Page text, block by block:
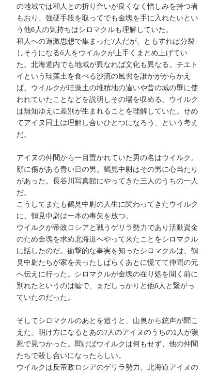
の地域では和人との折り合いが良くなく憎しみを持つ者
もおり、強硬手段を取ってでも金塊を手に入れたいとい
う他6人の気持ちはシロマクルも理解していた。
和人への過激思想で集まった7人だが、ともすれば分裂
しそうになる6人をウイルクが上手くまとめ上げてい
た。北海道内でも地域が異なれば文化も異なる。チエト
イという珪藻土を食べる沙流の風習を誰かがからかえ
ば、ウイルクが珪藻土の堆積地の違いや昔の城の壁に使
われていたことなどを説明しその場を収める。ウイルク
は無知ゆえに差別が生まれることを理解していた。せめ
てアイヌ同士は理解し合いひとつになろう、という考え
だ。
アイヌの仲間から一目置かれていた男の名はウイルク。
顔に傷がある青い目の男。鶴見中尉はその男に心当たり
があった。長谷川写真館にやってきた三人のうちの一人
だ。
こうしてまたも鶴見中尉の人生に関わってきたウイルク
に、鶴見中尉は一本の毒矢を放つ。
ウイルクが帝政ロシアと戦うゲリラ勢力であり活動資金
のため金塊を求め北海道へやって来たことをシロマクル
に話したのだ。衝撃的な事実を知ったシロマクルは、鶴
見中尉たちが家を去ったしばらくあとに慌てて仲間の元
へ伝えに行った。シロマクルが金塊の在り処を聞く前に
別れたというのは嘘で、まだしっかりと他6人と繋がっ
ていたのだった。
そしてシロマクルのあとを追うと、山奥から銃声が聞こ
えた。明け方になるとあの7人のアイヌのうちの1人が瀕
死で見つかった。聞けばウイルクは何もせず、他の仲間
たちで殺し合いになったらしい。
ウイルクは反帝政ロシアのゲリラ勢力。北海道アイヌの